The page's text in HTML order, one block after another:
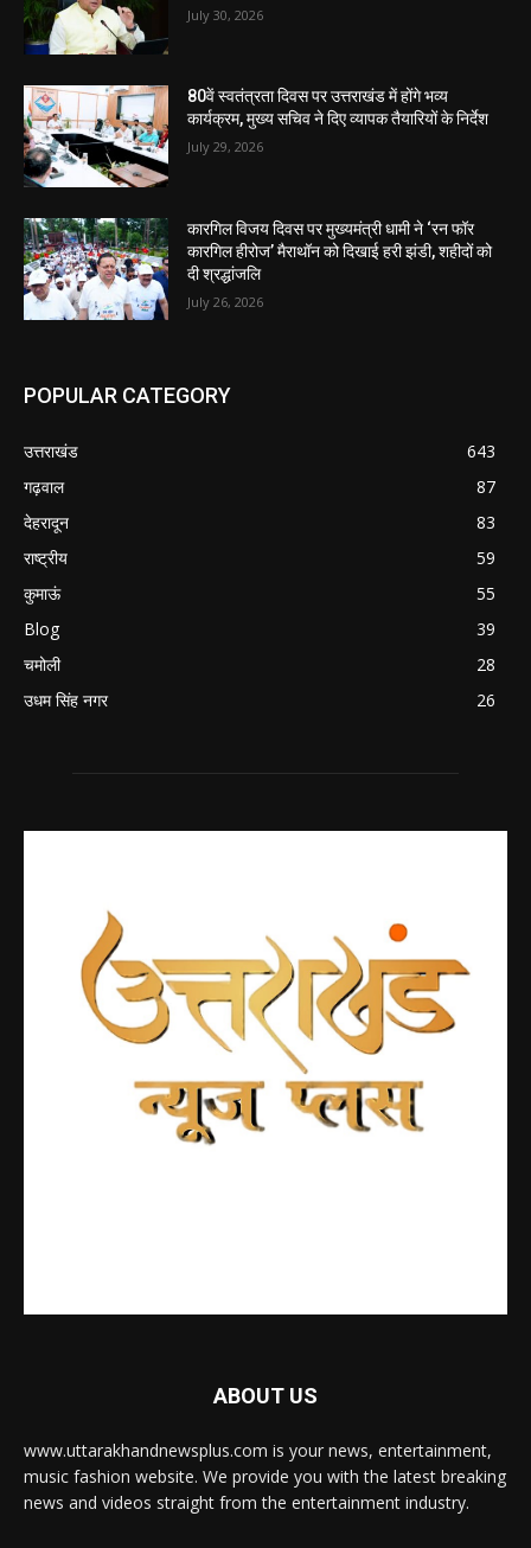
July 30, 2026
80वें स्वतंत्रता दिवस पर उत्तराखंड में होंगे भव्य
कार्यक्रम, मुख्य सचिव ने दिए व्यापक तैयारियों के निर्देश
July 29, 2026
कारगिल विजय दिवस पर मुख्यमंत्री धामी ने ‘रन फॉर
कारगिल हीरोज’ मैराथॉन को दिखाई हरी झंडी, शहीदों को
दी श्रद्धांजलि
July 26, 2026
POPULAR CATEGORY
उत्तराखंड
643
गढ़वाल
87
देहरादून
83
राष्ट्रीय
59
कुमाऊं
55
Blog
39
चमोली
28
उधम सिंह नगर
26
ABOUT US
www.uttarakhandnewsplus.com is your news, entertainment,
music fashion website. We provide you with the latest breaking
news and videos straight from the entertainment industry.